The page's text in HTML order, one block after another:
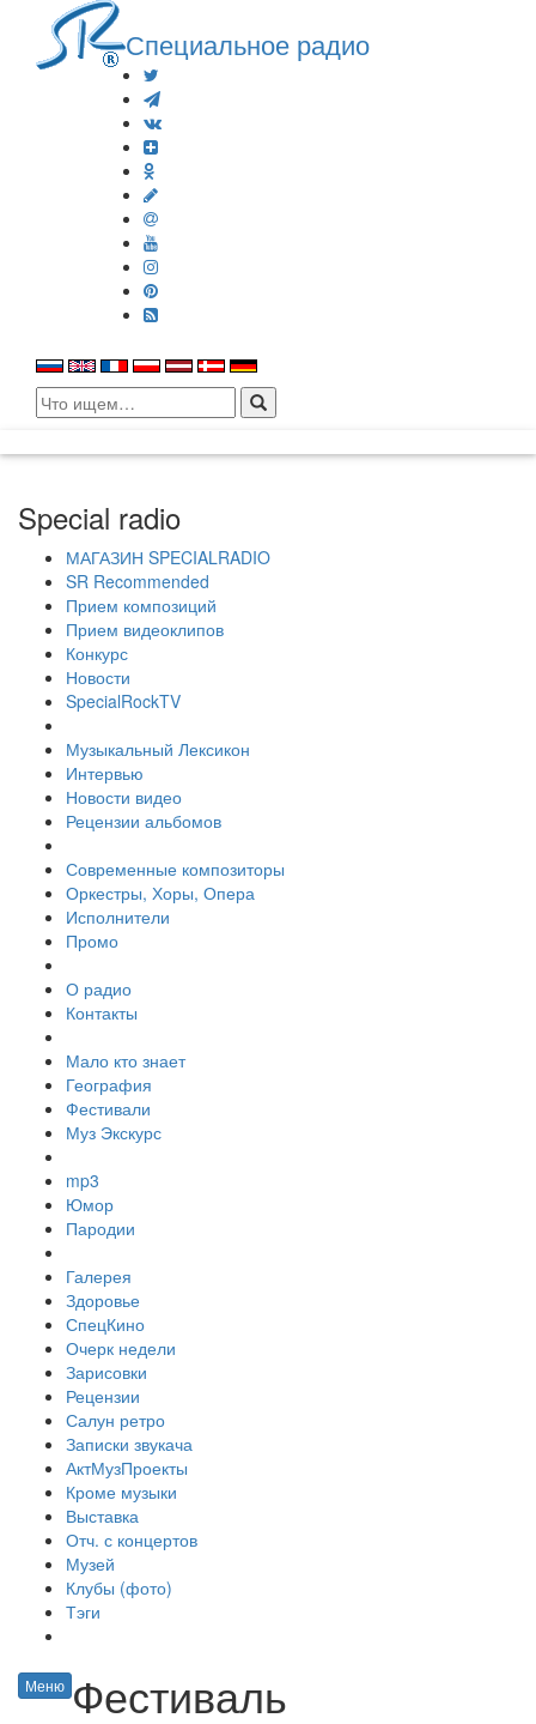
Специальное радио
Search
for:
Special radio
МАГАЗИН SPECIALRADIO
SR Recommended
Прием композиций
Прием видеоклипов
Конкурс
Новости
SpecialRockTV
Музыкальный Лексикон
Интервью
Новости видео
Рецензии альбомов
Современные композиторы
Оркестры, Хоры, Опера
Исполнители
Промо
О радио
Контакты
Мало кто знает
География
Фестивали
Муз Экскурс
mp3
Юмор
Пародии
Галерея
Здоровье
СпецКино
Очерк недели
Зарисовки
Рецензии
Салун ретро
Записки звукача
АктМузПроекты
Кроме музыки
Выставка
Отч. с концертов
Музей
Клубы (фото)
Тэги
Меню Фестиваль